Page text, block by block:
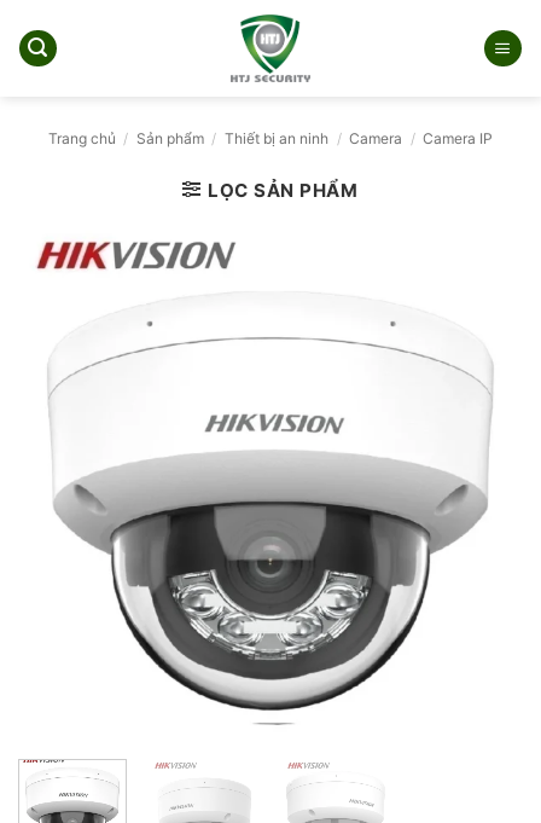
qua
Trang chủ / Sản phẩm / Thiết bị an ninh / Camera / Camera IP
LỌC SẢN PHẨM